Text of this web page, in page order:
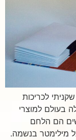
לכריכות
בעולם למוצרי
הם הלחם
מילימטר בנשמה.